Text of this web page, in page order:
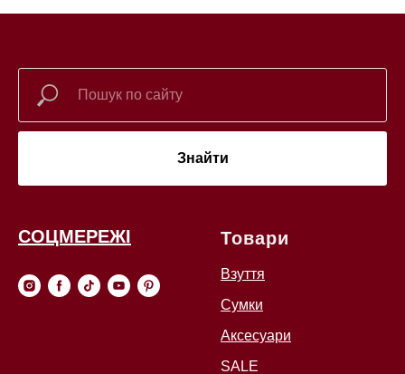
Знайти
СОЦМЕРЕЖІ Товари
Взуття
Сумки
Аксесуари
SALE